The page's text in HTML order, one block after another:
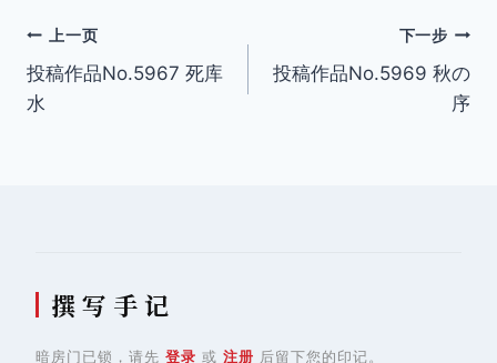
文
章
上一页
投稿作品No.5967 死库
水
下一步
投稿作品No.5969 秋の
序
撰 写 手 记
暗房门已锁，请先 登录 或 注册 后留下您的印记。